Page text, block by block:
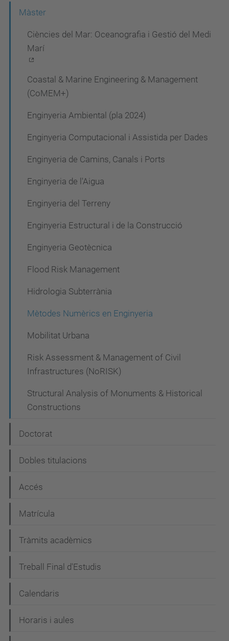
a
Màster
Ciències del Mar: Oceanografia i Gestió del Medi
Marí
Coastal & Marine Engineering & Management
(CoMEM+)
Enginyeria Ambiental (pla 2024)
Enginyeria Computacional i Assistida per Dades
Enginyeria de Camins, Canals i Ports
Enginyeria de l'Aigua
Enginyeria del Terreny
Enginyeria Estructural i de la Construcció
Enginyeria Geotècnica
Flood Risk Management
Hidrologia Subterrània
Mètodes Numèrics en Enginyeria
Mobilitat Urbana
Risk Assessment & Management of Civil
Infrastructures (NoRISK)
Structural Analysis of Monuments & Historical
Constructions
Doctorat
Dobles titulacions
Accés
Matrícula
Tràmits acadèmics
Treball Final d'Estudis
Calendaris
Horaris i aules